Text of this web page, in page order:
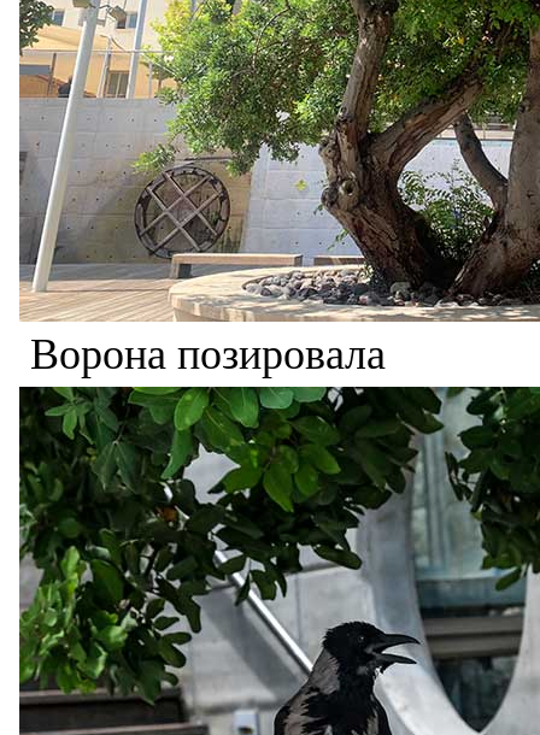
Ворона позировала